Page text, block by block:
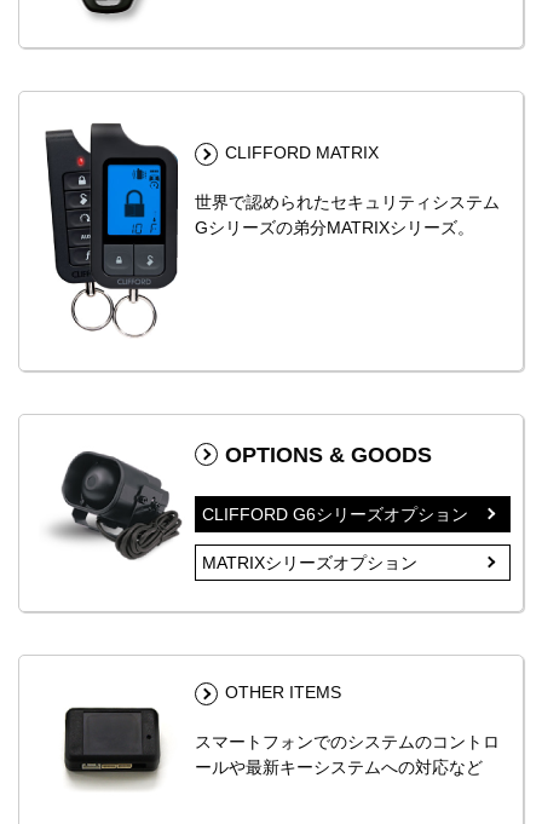
CLIFFORD MATRIX
世界で認められたセキュリティシステム
Gシリーズの弟分MATRIXシリーズ。
OPTIONS & GOODS
CLIFFORD G6シリーズオプション
MATRIXシリーズオプション
OTHER ITEMS
スマートフォンでのシステムのコントロ
ールや最新キーシステムへの対応など